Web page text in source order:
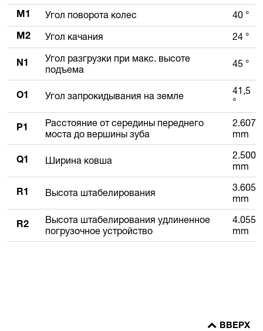
M1 Угол поворота колес 40 °
M2 Угол качания 24 °
N1
Угол разгрузки при макс. высоте
подъема
45 °
O1 Угол запрокидывания на земле
41,5
°
P1
Расстояние от середины переднего
моста до вершины зуба
2.607
mm
Q1 Ширина ковша
2.500
mm
R1 Высота штабелирования
3.605
mm
R2
Высота штабелирования удлиненное
погрузочное устройство
4.055
mm
ВВЕРХ